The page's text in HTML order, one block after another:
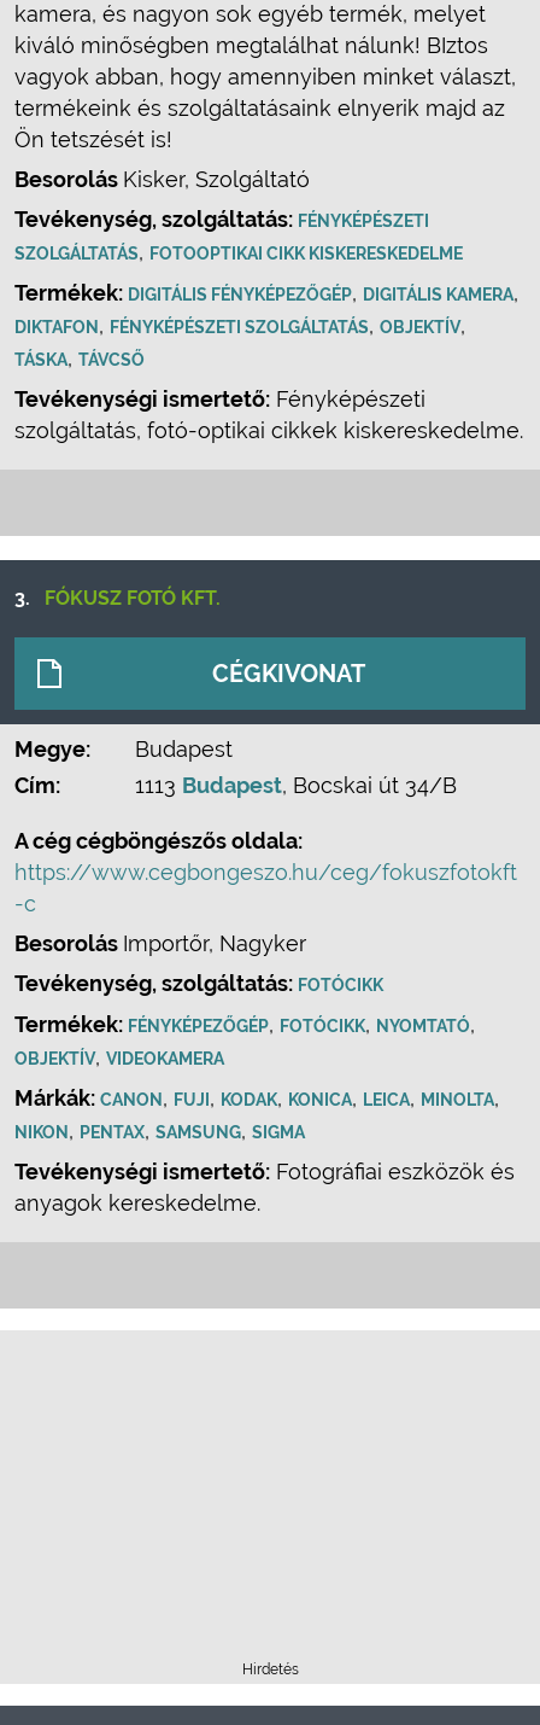
kamera, és nagyon sok egyéb termék, melyet
kiváló minőségben megtalálhat nálunk! BIztos
vagyok abban, hogy amennyiben minket választ,
termékeink és szolgáltatásaink elnyerik majd az
Ön tetszését is!
Besorolás Kisker, Szolgáltató
Tevékenység, szolgáltatás: FÉNYKÉPÉSZETI
SZOLGÁLTATÁS, FOTOOPTIKAI CIKK KISKERESKEDELME
Termékek: DIGITÁLIS FÉNYKÉPEZŐGÉP, DIGITÁLIS KAMERA,
DIKTAFON , FÉNYKÉPÉSZETI SZOLGÁLTATÁS, OBJEKTÍV,
TÁSKA, TÁVCSŐ
Tevékenységi ismertető: Fényképészeti
szolgáltatás, fotó-optikai cikkek kiskereskedelme.
3. FÓKUSZ FOTÓ KFT.
CÉGKIVONAT
Megye:
Budapest
Cím:
1113 Budapest, Bocskai út 34/B
A cég cégböngészős oldala:
https://www.cegbongeszo.hu/ceg/fokuszfotokft
-c
Besorolás Importőr, Nagyker
Tevékenység, szolgáltatás: FOTÓCIKK
Termékek: FÉNYKÉPEZŐGÉP, FOTÓCIKK, NYOMTATÓ,
OBJEKTÍV, VIDEOKAMERA
Márkák: CANON , FUJI , KODAK, KONICA, LEICA, MINOLTA,
NIKON , PENTAX, SAMSUNG, SIGMA
Tevékenységi ismertető: Fotográfiai eszközök és
anyagok kereskedelme.
Hirdetés